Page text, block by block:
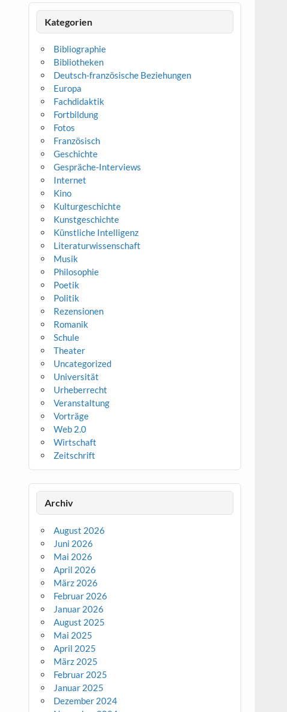
Kategorien
Bibliographie
Bibliotheken
Deutsch-französische Beziehungen
Europa
Fachdidaktik
Fortbildung
Fotos
Französisch
Geschichte
Gespräche-Interviews
Internet
Kino
Kulturgeschichte
Kunstgeschichte
Künstliche Intelligenz
Literaturwissenschaft
Musik
Philosophie
Poetik
Politik
Rezensionen
Romanik
Schule
Theater
Uncategorized
Universität
Urheberrecht
Veranstaltung
Vorträge
Web 2.0
Wirtschaft
Zeitschrift
Archiv
August 2026
Juni 2026
Mai 2026
April 2026
März 2026
Februar 2026
Januar 2026
August 2025
Mai 2025
April 2025
März 2025
Februar 2025
Januar 2025
Dezember 2024